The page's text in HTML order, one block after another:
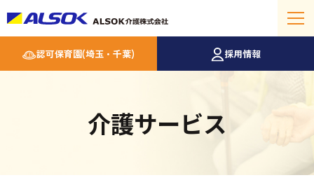
認可保育園(埼玉・千葉) 採用情報
介護サービス